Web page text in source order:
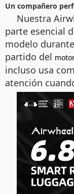
Un compañero
Nuestra
parte esencial
modelo
partido del
incluso usa
atención